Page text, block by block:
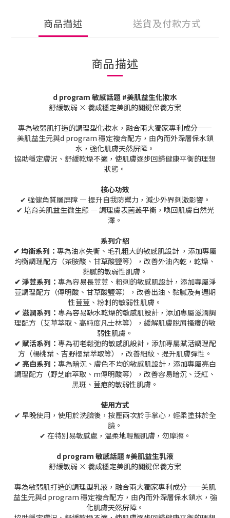
商品描述 送貨及付款方式
商品描述
d program 敏感話題 #美肌益生化妝水
舒緩敏弱 × 養成穩定美肌的關鍵保養方案
專為敏弱肌打造的調理型化妝水，融合兩大獨家專利成分——
美肌益生元與d program 穩定複合配方，由內而外深層保水鎖
水，強化肌膚天然屏障。
協助穩定膚況、舒緩乾燥不適，使肌膚逐步回歸健康平衡的理想
狀態。
核心功效
✔ 強健角質層屏障 — 提升自我防禦力，減少外界刺激影響。
✔ 培育美肌益生微生態 — 調理膚表菌叢平衡，喚回肌膚自然光
澤。
系列介紹
✔ 均衡系列： 專為油水失衡、毛孔粗大的敏感肌設計 ，添加專屬
均衡調理配方（茶胺酸、甘草酸鹽等），改善外油內乾，乾燥、
黏膩的敏弱性肌膚。
✔ 淨荳系列： 專為容易長荳荳、粉刺的敏感肌設計，添加專屬淨
荳調理配方（傳明酸、甘草酸鹽等），改善出油、黏膩及有週期
性荳荳、粉刺的敏弱性肌膚。
✔ 滋潤系列： 專為容易缺水乾燥的敏感肌設計，添加專屬滋潤調
理配方（艾草萃取、高純度凡士林等），緩解肌膚脫屑搔癢的敏
弱性肌膚。
✔ 賦活系列： 專為初老鬆弛的敏感肌設計，添加專屬賦活調理配
方（楊桃葉、吉野櫻葉萃取等），改善細紋、提升肌膚彈性。
✔ 亮白系列： 專為暗沉、膚色不均的敏感肌設計，添加專屬亮白
調理配方（野芝麻萃取、m傳明酸等），改善容易暗沉、泛紅、
黑斑、荳疤的敏弱性肌膚。
使用方式
✔ 早晚使用，使用於洗臉後，按壓兩次於手掌心，輕柔塗抹於全
臉。
✔ 在特別易敏感處，溫柔地輕觸肌膚，勿摩擦。
d program 敏感話題 #美肌益生乳液
舒緩敏弱 × 養成穩定美肌的關鍵保養方案
專為敏弱肌打造的調理型乳液，融合兩大獨家專利成分——美肌
益生元與d program 穩定複合配方，由內而外深層保水鎖水，強
化肌膚天然屏障。